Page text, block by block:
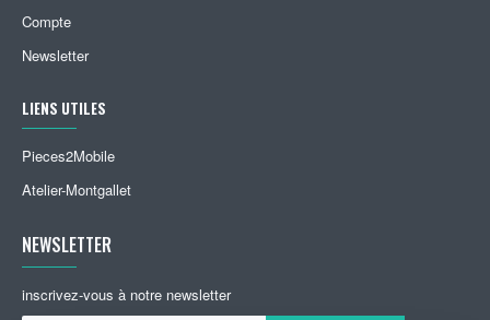
Compte
Newsletter
LIENS UTILES
Pieces2Mobile
Atelier-Montgallet
NEWSLETTER
inscrivez-vous à notre newsletter